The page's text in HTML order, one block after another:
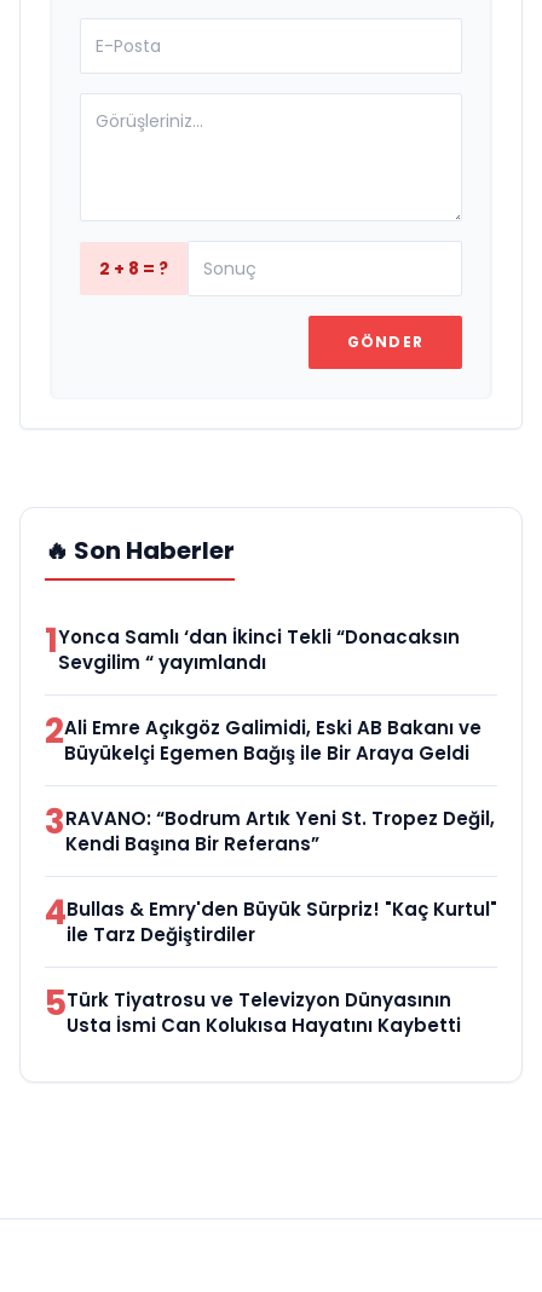
2 + 8 = ?
GÖNDER
🔥 Son Haberler
1Yonca Samlı ‘dan İkinci Tekli “Donacaksın
Sevgilim “ yayımlandı
2Ali Emre Açıkgöz Galimidi, Eski AB Bakanı ve
Büyükelçi Egemen Bağış ile Bir Araya Geldi
3RAVANO: “Bodrum Artık Yeni St. Tropez Değil,
Kendi Başına Bir Referans”
4Bullas & Emry'den Büyük Sürpriz! "Kaç Kurtul"
ile Tarz Değiştirdiler
5Türk Tiyatrosu ve Televizyon Dünyasının
Usta İsmi Can Kolukısa Hayatını Kaybetti